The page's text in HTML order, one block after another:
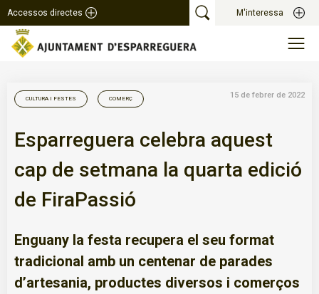
Accessos directes M'interessa
CULTURA I FESTES COMERÇ 15 de febrer de 2022
Esparreguera celebra aquest
cap de setmana la quarta edició
de FiraPassió
Enguany la festa recupera el seu format
tradicional amb un centenar de parades
d’artesania, productes diversos i comerços